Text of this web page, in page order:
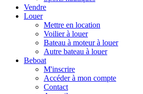
Vendre
Louer
Mettre en location
Voilier à louer
Bateau à moteur à louer
Autre bateau à louer
Beboat
M'inscrire
Accéder à mon compte
Contact